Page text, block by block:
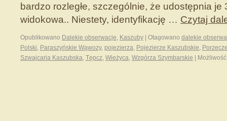
bardzo rozległe, szczególnie, że udostępnia je
widokowa.. Niestety, identyfikację … Czytaj
Opublikowano Dalekie obserwacje, Kaszuby Otagowano dalekie
Polski, Paraszyńskie Wąwozy, pojezierza, Pojezierze Kaszubskie,
Szwajcaria Kaszubska, Tępcz, Wieżyca, Wzgórza Szymbarskie